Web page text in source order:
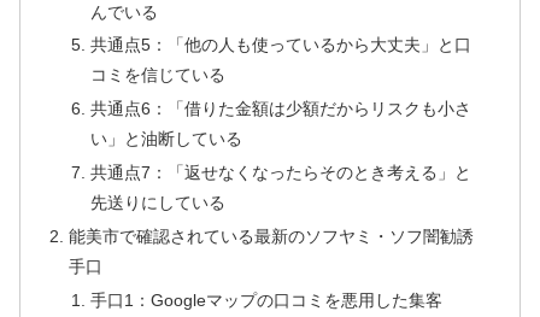
んでいる
共通点5：「他の人も使っているから大丈夫」と口
コミを信じている
共通点6：「借りた金額は少額だからリスクも小さ
い」と油断している
共通点7：「返せなくなったらそのとき考える」と
先送りにしている
能美市で確認されている最新のソフヤミ・ソフ闇勧誘
手口
手口1：Googleマップの口コミを悪用した集客